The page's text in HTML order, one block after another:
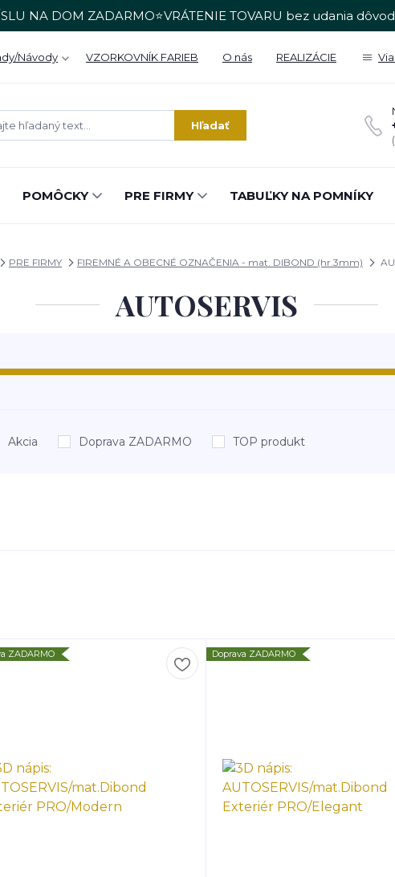
NA DOM ZADARMO⭐VRÁTENIE TOVARU bez udania
Návody VZORKOVNÍK FARIEB O nás REALIZÁCIE
Hľadať
POMÔCKY PRE FIRMY TABUĽKY NA POMNÍKY
PRE FIRMY FIREMNÉ A OBECNÉ OZNAČENIA - mat. DIBOND (hr.3mm)
AUTOSERVIS
Akcia Doprava ZADARMO TOP produkt
ZADARMO Doprava ZADARMO